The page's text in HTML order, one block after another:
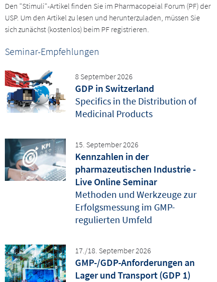
Den "Stimuli"-Artikel finden Sie im Pharmacopeial Forum (PF) der
USP. Um den Artikel zu lesen und herunterzuladen, müssen Sie
sich zunächst (kostenlos) beim PF registrieren.
Seminar-Empfehlungen
8 September 2026
GDP in Switzerland
Specifics in the Distribution of
Medicinal Products
15. September 2026
Kennzahlen in der
pharmazeutischen Industrie -
Live Online Seminar
Methoden und Werkzeuge zur
Erfolgsmessung im GMP-
regulierten Umfeld
17./18. September 2026
GMP-/GDP-Anforderungen an
Lager und Transport (GDP 1)